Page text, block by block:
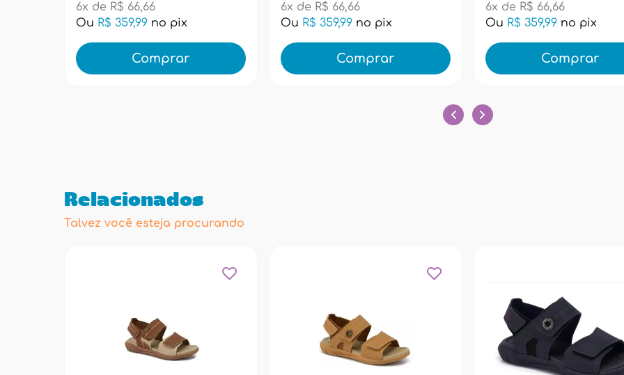
6x de R$ 66,66
Ou R$ 359,99 no pix
Comprar
6x de R$ 66,66
Ou R$ 359,99 no pix
Comprar
6x de R$ 66,66
Ou R$ 359,99 no pix
Comprar
Relacionados
Talvez você esteja procurando